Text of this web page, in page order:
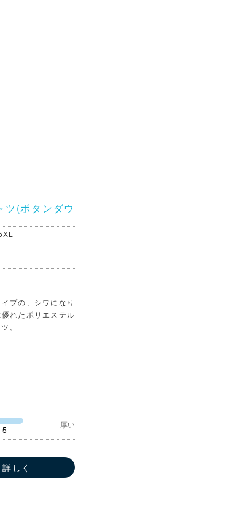
(ボタンダウ
プの、シワになり
れたポリエステル
。
5
厚い
しく